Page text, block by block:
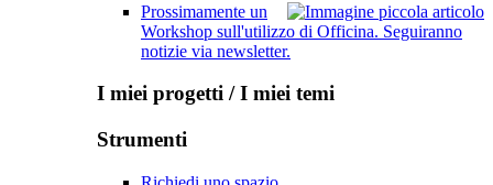
Prossimamente un
Workshop sull'utilizzo di Officina. Seguiranno
notizie via newsletter.
I miei progetti / I miei temi
Strumenti